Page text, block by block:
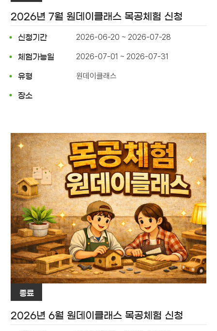
2026년 7월 원데이클래스 목공체험 신청
신청기간 2026-06-20 ~ 2026-07-28
체험가능일 2026-07-01 ~ 2026-07-31
유형 원데이클래스
장소
종료
2026년 6월 원데이클래스 목공체험 신청